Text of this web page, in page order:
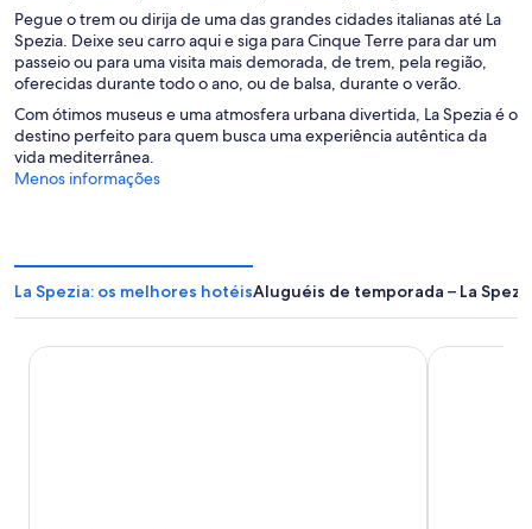
Pegue o trem ou dirija de uma das grandes cidades italianas até La
Spezia. Deixe seu carro aqui e siga para Cinque Terre para dar um
passeio ou para uma visita mais demorada, de trem, pela região,
oferecidas durante todo o ano, ou de balsa, durante o verão.
Com ótimos museus e uma atmosfera urbana divertida, La Spezia é o
destino perfeito para quem busca uma experiência autêntica da
vida mediterrânea.
Menos informações
La Spezia: os melhores hotéisAluguéis de temporada – La
The Poet Hotel AllegroItalia